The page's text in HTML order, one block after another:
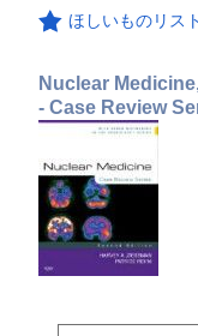
ほしいものリス
Nuclear
- Case Review